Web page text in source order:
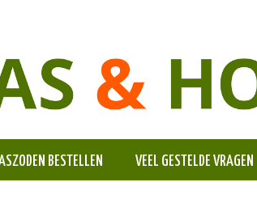
BESTELLEN VEEL GESTELDE VRAGEN